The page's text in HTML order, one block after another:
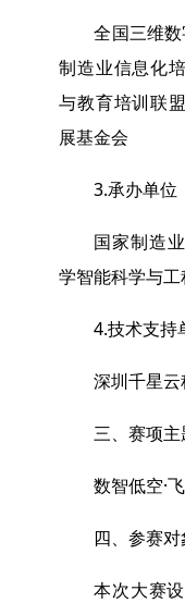
全国三维
制造业信息化
与教育培训联
展基金会
3.承办单位
国家制造
学智能科学与
4.技术支持
深圳千星
三、赛项主
数智低空·
四、参赛对
本次大赛